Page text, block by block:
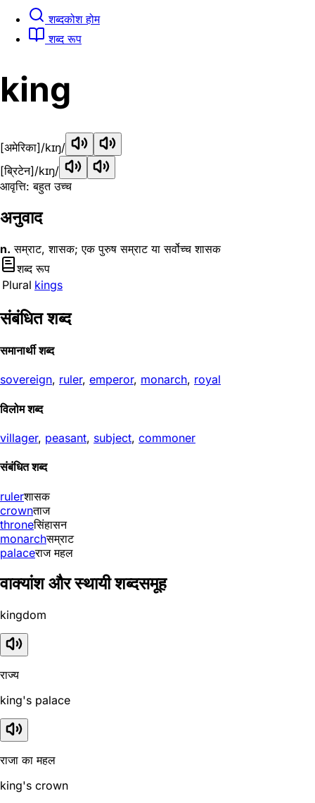
शब्दकोश होम
शब्द रूप
king
[अमेरिका]/kɪŋ/
[ब्रिटेन]/kɪŋ/
आवृत्ति: बहुत उच्च
अनुवाद
n. सम्राट, शासक; एक पुरुष सम्राट या सर्वोच्च शासक
शब्द रूप
Plural kings
संबंधित शब्द
समानार्थी शब्द
sovereign, ruler, emperor, monarch, royal
विलोम शब्द
villager, peasant, subject, commoner
संबंधित शब्द
rulerशासक
crownताज
throneसिंहासन
monarchसम्राट
palaceराज महल
वाक्यांश और स्थायी शब्दसमूह
kingdom
राज्य
king's palace
राजा का महल
king's crown